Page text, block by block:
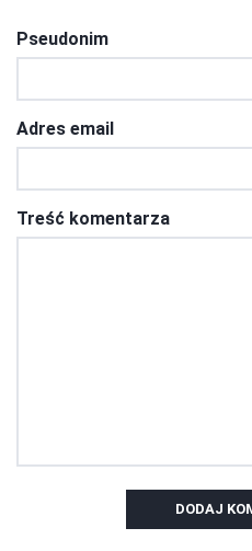
Pseudonim
Adres email
Treść komentarza
DODAJ